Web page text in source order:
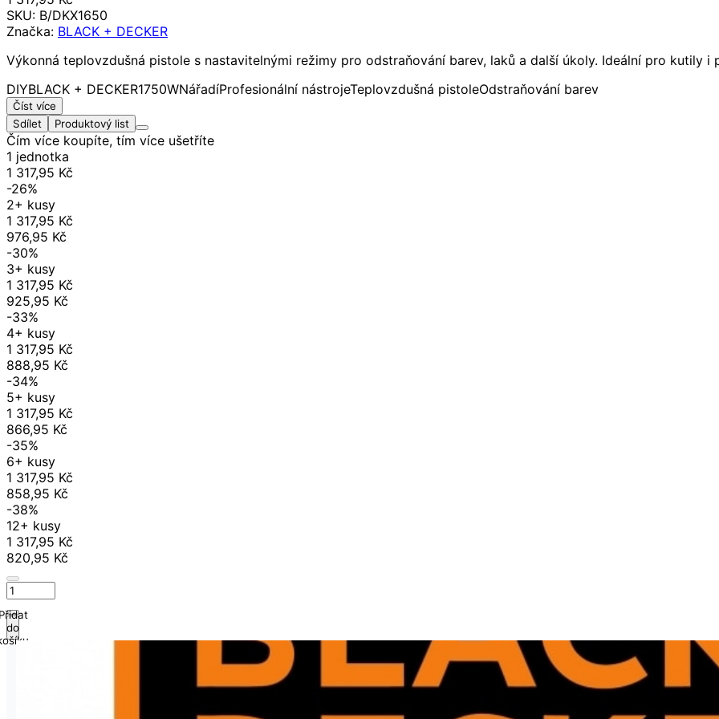
SKU: B/DKX1650
Značka: BLACK + DECKER
Výkonná teplovzdušná pistole s nastavitelnými režimy pro odstraňování barev, laků a další úkoly. Ideální pro kutily i
DIYBLACK + DECKER1750WNářadíProfesionální nástrojeTeplovzdušná pistoleOdstraňování barev
Číst více
Sdílet
Produktový list
Čím více koupíte, tím více ušetříte
1 jednotka
1 317,95 Kč
-26%
2+ kusy
1 317,95 Kč
976,95 Kč
-30%
3+ kusy
1 317,95 Kč
925,95 Kč
-33%
4+ kusy
1 317,95 Kč
888,95 Kč
-34%
5+ kusy
1 317,95 Kč
866,95 Kč
-35%
6+ kusy
1 317,95 Kč
858,95 Kč
-38%
12+ kusy
1 317,95 Kč
820,95 Kč
do